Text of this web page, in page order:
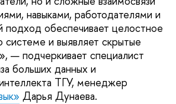
навыками, работодателями и
подход обеспечивает целостное
системе и выявляет скрытые
— подчеркивает специалист
больших данных и
ТГУ, менеджер
Дарья Дунаева.